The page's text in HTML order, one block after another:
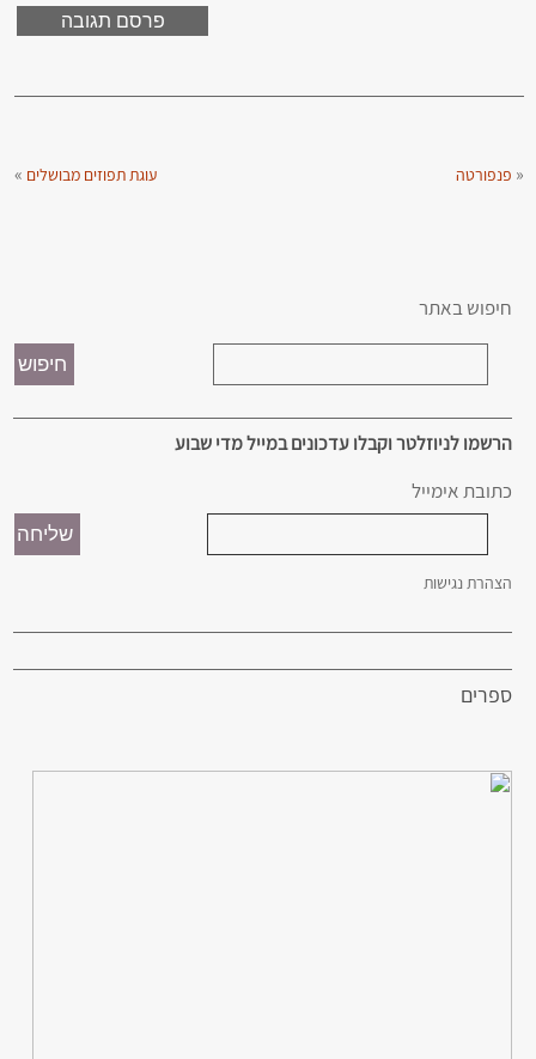
« פנפורטה עוגת תפוזים מבושלים»
חיפוש באתר
הרשמו לניוזלטר וקבלו עדכונים במייל מדי שבוע
כתובת אימייל
הצהרת נגישות
ספרים